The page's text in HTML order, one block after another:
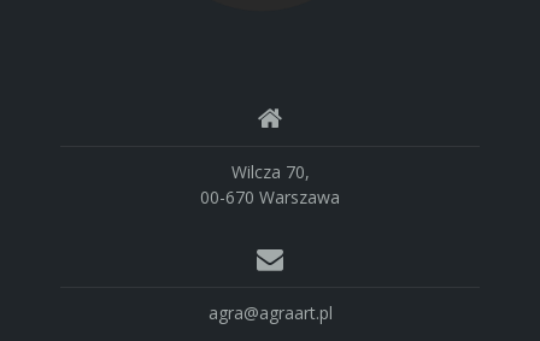
Wilcza 70,
00-670 Warszawa
agra@agraart.pl